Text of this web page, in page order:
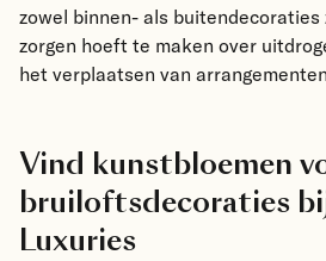
zowel binnen- als buitendecoraties
zorgen hoeft te maken over
het verplaatsen van
Vind kunstbloemen
bruiloftsdecoraties
Luxuries